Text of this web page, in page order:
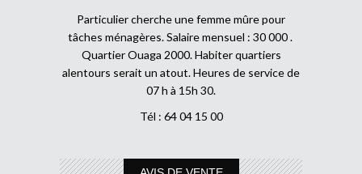
Particulier cherche une femme mûre pour
tâches ménagères. Salaire mensuel : 30 000 .
Quartier Ouaga 2000. Habiter quartiers
alentours serait un atout. Heures de service de
07 h à 15h 30.
Tél : 64 04 15 00